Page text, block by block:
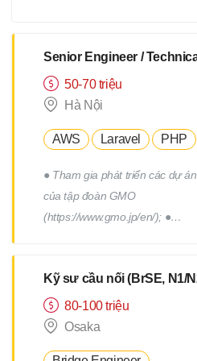
xây dựng thương hiệu tuyển
triển, quản lý đội ngũ Hr
Freelance của Devwork
50-70 triệu
Hà Nội
AWS Laravel PHP
● Tham gia phát triển các dự án
của tập đoàn GMO
(https://www.gmo.jp/en/); ●
cùng với đội phát triển thuộc
phòng R&D của tập đoàn; ●
Phối hợp với các thành viên
80-100 triệu
Osaka